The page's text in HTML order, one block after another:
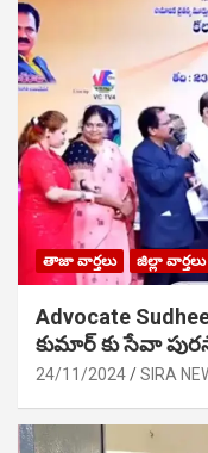
తాజా వార్తలు జిల్లా వార్తలు
Advocate
కుమార్ కు సేవా
24/11/2024 SIRA